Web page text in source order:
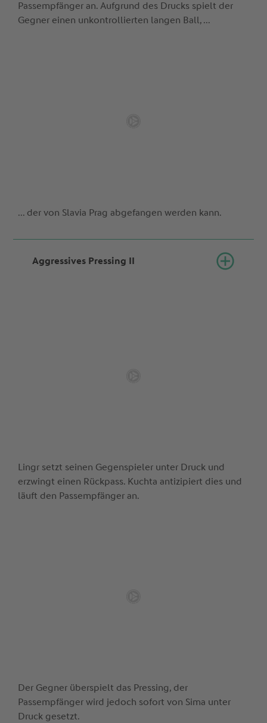
Passempfänger an. Aufgrund des Drucks spielt der
Gegner einen unkontrollierten langen Ball, ...
... der von Slavia Prag abgefangen werden kann.
Aggressives Pressing II
Lingr setzt seinen Gegenspieler unter Druck und
erzwingt einen Rückpass. Kuchta antizipiert dies und
läuft den Passempfänger an.
Der Gegner überspielt das Pressing, der
Passempfänger wird jedoch sofort von Sima unter
Druck gesetzt.